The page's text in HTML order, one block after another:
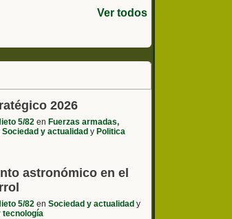
Ver todos
2026
5/82 en Fuerzas armadas,
Sociedad y actualidad y Politica
astronómico en el
5/82 enSociedad y actualidad y
tecnología